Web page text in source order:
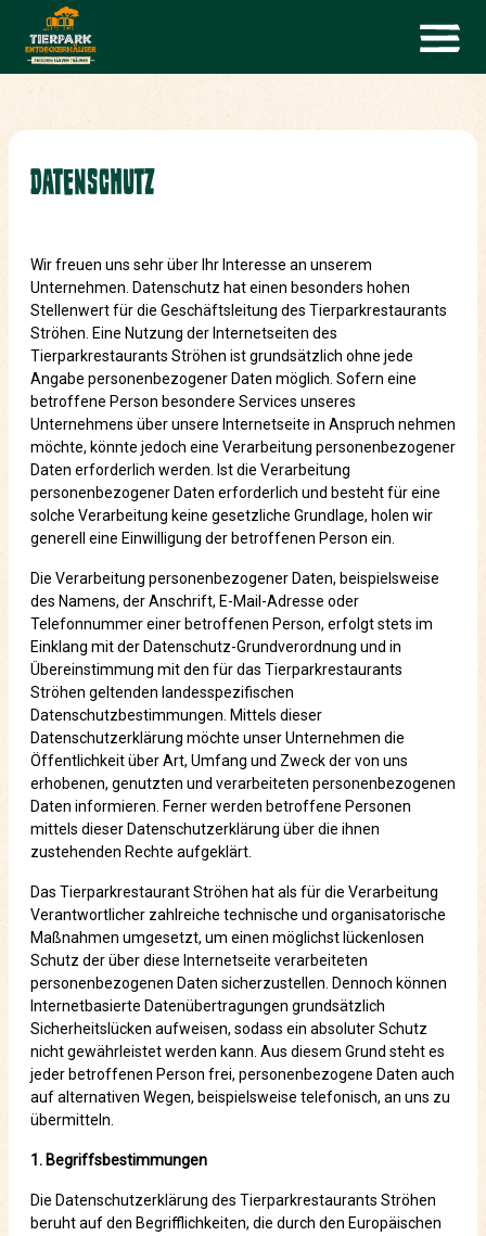
DATENSCHUTZ
Wir freuen uns sehr über Ihr Interesse an unserem
Unternehmen. Datenschutz hat einen besonders hohen
Stellenwert für die Geschäftsleitung des Tierparkrestaurants
Ströhen. Eine Nutzung der Internetseiten des
Tierparkrestaurants Ströhen ist grundsätzlich ohne jede
Angabe personenbezogener Daten möglich. Sofern eine
betroffene Person besondere Services unseres
Unternehmens über unsere Internetseite in Anspruch nehmen
möchte, könnte jedoch eine Verarbeitung personenbezogener
Daten erforderlich werden. Ist die Verarbeitung
personenbezogener Daten erforderlich und besteht für eine
solche Verarbeitung keine gesetzliche Grundlage, holen wir
generell eine Einwilligung der betroffenen Person ein.
Die Verarbeitung personenbezogener Daten, beispielsweise
des Namens, der Anschrift, E-Mail-Adresse oder
Telefonnummer einer betroffenen Person, erfolgt stets im
Einklang mit der Datenschutz-Grundverordnung und in
Übereinstimmung mit den für das Tierparkrestaurants
Ströhen geltenden landesspezifischen
Datenschutzbestimmungen. Mittels dieser
Datenschutzerklärung möchte unser Unternehmen die
Öffentlichkeit über Art, Umfang und Zweck der von uns
erhobenen, genutzten und verarbeiteten personenbezogenen
Daten informieren. Ferner werden betroffene Personen
mittels dieser Datenschutzerklärung über die ihnen
zustehenden Rechte aufgeklärt.
Das Tierparkrestaurant Ströhen hat als für die Verarbeitung
Verantwortlicher zahlreiche technische und organisatorische
Maßnahmen umgesetzt, um einen möglichst lückenlosen
Schutz der über diese Internetseite verarbeiteten
personenbezogenen Daten sicherzustellen. Dennoch können
Internetbasierte Datenübertragungen grundsätzlich
Sicherheitslücken aufweisen, sodass ein absoluter Schutz
nicht gewährleistet werden kann. Aus diesem Grund steht es
jeder betroffenen Person frei, personenbezogene Daten auch
auf alternativen Wegen, beispielsweise telefonisch, an uns zu
übermitteln.
1. Begriffsbestimmungen
Die Datenschutzerklärung des Tierparkrestaurants Ströhen
beruht auf den Begrifflichkeiten, die durch den Europäischen